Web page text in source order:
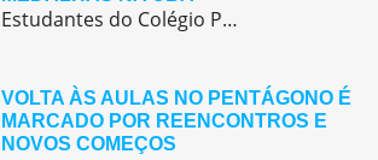
Estudantes do Colégio Pentágono conquistam excelente resultado na Olimpíada Brasileira de Astronomia e Astronáutica (OBA) 2025, somando 38 medalhas.
VOLTA ÀS AULAS NO PENTÁGONO É
MARCADO POR REENCONTROS E
NOVOS COMEÇOS